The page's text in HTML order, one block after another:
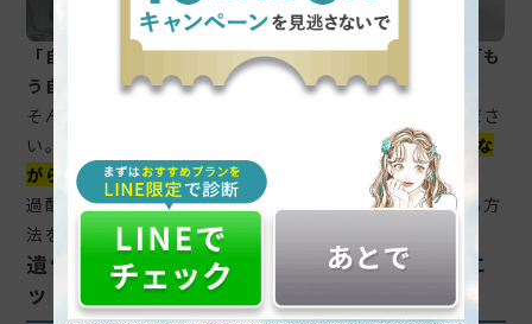
「自分に合った正しいダイエット法がわからない…」「も
う自己流で失敗して、リバウンドを繰り返したくない」
そんなあなたは、ぜひ一度、私たち専門家にご相談くださ
い。URARAクリニックのコンセプトは
『健康的に痩せな
がら、かつ若々しく』
過酷なダイエットとは真逆の、あなたの体を大切にする方
法をご提案します。
遺伝子検査で「あなたの体質に合ったダイエ
ット法」がわかる